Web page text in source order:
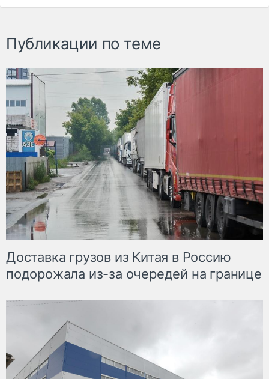
Публикации по теме
Доставка грузов из Китая в Россию
подорожала из-за очередей на границе